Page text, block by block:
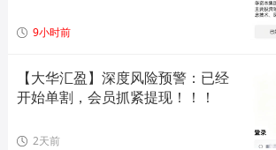
9小时前
【大华汇盈】深度风险预警：已经
开始单割，会员抓紧提现！！！
2天前